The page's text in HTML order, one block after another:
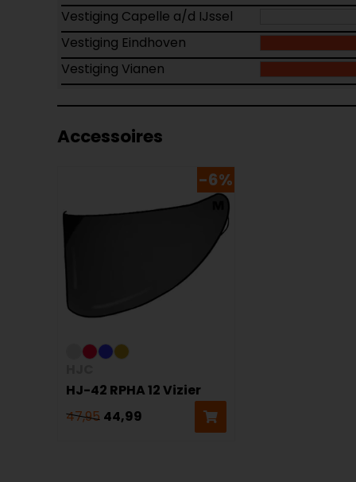
Vestiging Capelle a/d IJssel
Vestiging Eindhoven
Vestiging Vianen
Accessoires
-6%
HJ-42 RPHA 12 Vizier
47,95 44,99